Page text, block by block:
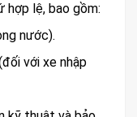
hợp lệ, bao gồm:
nước).
với xe nhập